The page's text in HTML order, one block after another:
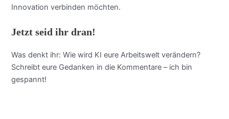
Innovation verbinden möchten.
Jetzt seid ihr dran!
Was denkt ihr: Wie wird KI eure Arbeitswelt verändern?
Schreibt eure Gedanken in die Kommentare – ich bin
gespannt!